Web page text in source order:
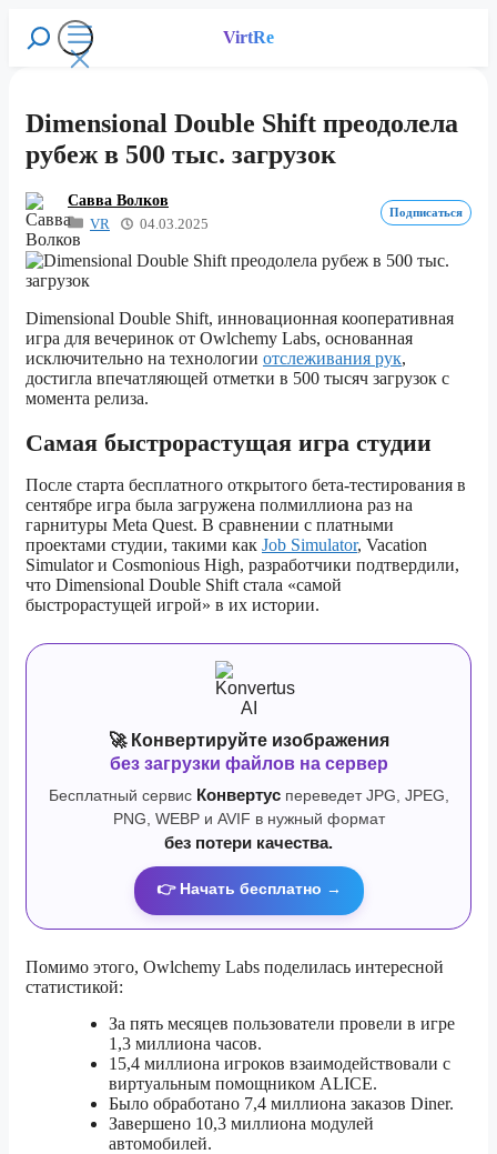
Перейти
содержимому
VirtRe
Меню
Поиск
Dimensional Double Shift преодолела
рубеж в 500 тыс. загрузок
Савва Волков
VR
04.03.2025
Подписаться
Dimensional Double Shift, инновационная кооперативная
игра для вечеринок от Owlchemy Labs, основанная
исключительно на технологии отслеживания рук,
достигла впечатляющей отметки в 500 тысяч загрузок с
момента релиза.
Самая быстрорастущая игра студии
После старта бесплатного открытого бета-тестирования в
сентябре игра была загружена полмиллиона раз на
гарнитуры Meta Quest. В сравнении с платными
проектами студии, такими как Job Simulator, Vacation
Simulator и Cosmonious High, разработчики подтвердили,
что Dimensional Double Shift стала «самой
быстрорастущей игрой» в их истории.
🚀 Конвертируйте изображения
без загрузки файлов на сервер
Бесплатный сервис Конвертуспереведет JPG, JPEG,
PNG, WEBP и AVIF в нужный формат
без потери качества.
👉 Начать бесплатно →
Помимо этого, Owlchemy Labs поделилась интересной
статистикой:
За пять месяцев пользователи провели в игре
1,3 миллиона часов.
15,4 миллиона игроков взаимодействовали с
виртуальным помощником ALICE.
Было обработано 7,4 миллиона заказов Diner.
Завершено 10,3 миллиона модулей
автомобилей.